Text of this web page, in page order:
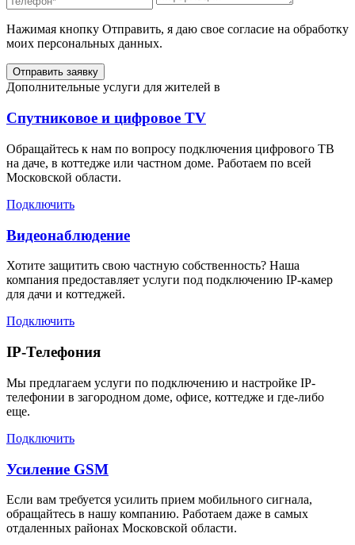
Нажимая кнопку Отправить, я даю свое согласие на обработку
моих персональных данных.
Отправить заявку
Дополнительные услуги для жителей в
Спутниковое и цифровое TV
Обращайтесь к нам по вопросу подключения цифрового ТВ
на даче, в коттедже или частном доме. Работаем по всей
Московской области.
Подключить
Видеонаблюдение
Хотите защитить свою частную собственность? Наша
компания предоставляет услуги под подключению IP-камер
для дачи и коттеджей.
Подключить
IP-Телефония
Мы предлагаем услуги по подключению и настройке IP-
телефонии в загородном доме, офисе, коттедже и где-либо
еще.
Подключить
Усиление GSM
Если вам требуется усилить прием мобильного сигнала,
обращайтесь в нашу компанию. Работаем даже в самых
отдаленных районах Московской области.